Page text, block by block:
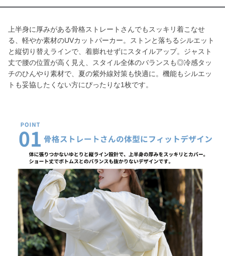
上半身に厚みがある骨格ストレートさんでもスッキリ着こなせ
る、軽やか素材のUVカットパーカー。ストンと落ちるシルエット
と縦切り替えラインで、着膨れせずにスタイルアップ。ジャスト
丈で腰の位置が高く見え、スタイル全体のバランスも◎冷感タッ
チのひんやり素材で、夏の紫外線対策も快適に。機能もシルエッ
トも妥協したくない方にぴったりな1枚です。